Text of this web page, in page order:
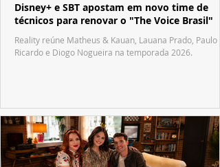
Disney+ e SBT apostam em novo time de
técnicos para renovar o "The Voice Brasil"
Reality reúne Matheus & Kauan, Lauana Prado, Paulo
Ricardo e Diogo Nogueira na temporada 2026.